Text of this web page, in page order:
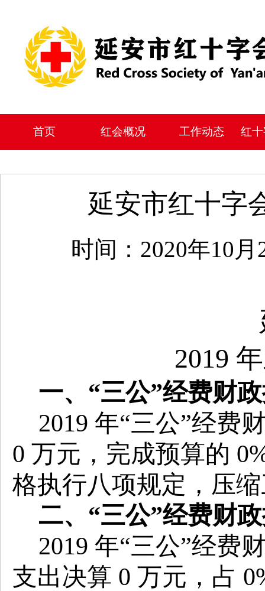
首页 红会概况 工作动态 红
延安市红十字
时间：2020年10月
2019
一、 “三公”经费财
2019 年“三公”经费
0 万元，完成预算的
格执行八项规定，压
二、 “三公”经费财
2019 年“三公”经费
支出决算 0 万元，占